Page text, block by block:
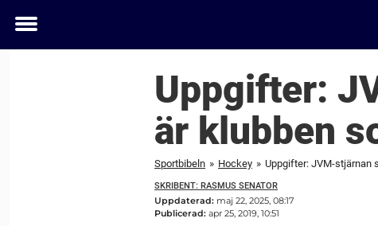
Toggle
Uppgifter:
är klubben
Sportbibeln » Hockey » Uppgifter: JVM-stjärnan
SKRIBENT: RASMUS SENATOR
Uppdaterad: maj 22, 2025, 08:17
Publicerad: apr 25, 2019, 10:51